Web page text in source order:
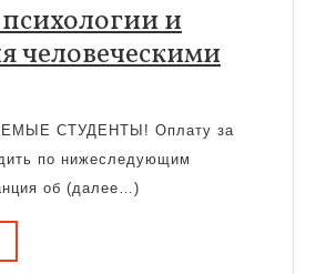
и
человеческими
СТУДЕНТЫ! Оплату за
по нижеследующим
об (далее…)